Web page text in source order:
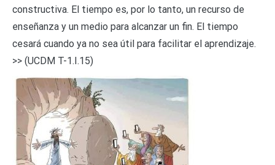
constructiva. El tiempo es, por lo tanto, un recurso de
enseñanza y un medio para alcanzar un fin. El tiempo
cesará cuando ya no sea útil para facilitar el aprendizaje.
>> (UCDM T-1.I.15)